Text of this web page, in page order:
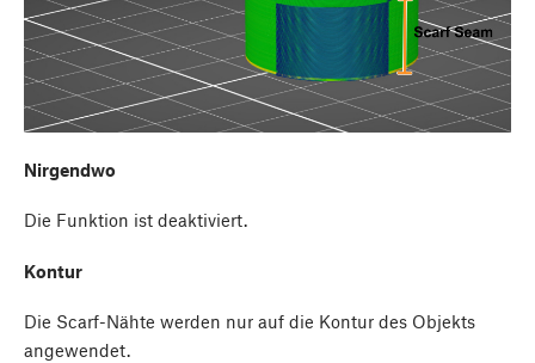
Nirgendwo
Die Funktion ist deaktiviert.
Kontur
Die Scarf-Nähte werden nur auf die Kontur des Objekts
angewendet.